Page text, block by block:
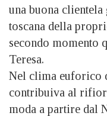
una buona clientela
toscana della
secondo momento
Teresa.
Nel clima euforico
contribuiva al
moda a partire dal